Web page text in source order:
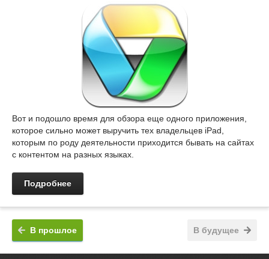
Вот и подошло время для обзора еще одного приложения,
которое сильно может выручить тех владельцев iPad,
которым по роду деятельности приходится бывать на сайтах
с контентом на разных языках.
Подробнее
В будущее
В прошлое